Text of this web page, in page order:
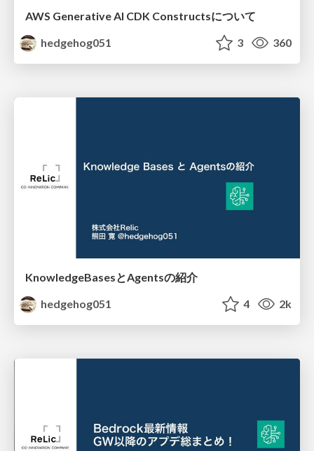
AWS Generative AI CDK Constructsについて
hedgehog051
3 360
KnowledgeBasesとAgentsの紹介
hedgehog051
4 2k